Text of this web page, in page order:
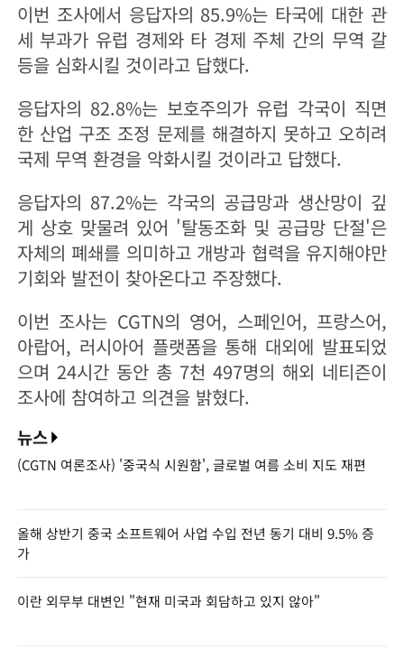
이번 조사에서 응답자의 85.9%는 타국에 대한 관
세 부과가 유럽 경제와 타 경제 주체 간의 무역 갈
등을 심화시킬 것이라고 답했다.
응답자의 82.8%는 보호주의가 유럽 각국이 직면
한 산업 구조 조정 문제를 해결하지 못하고 오히려
국제 무역 환경을 악화시킬 것이라고 답했다.
응답자의 87.2%는 각국의 공급망과 생산망이 깊
게 상호 맞물려 있어 '탈동조화 및 공급망 단절'은
자체의 폐쇄를 의미하고 개방과 협력을 유지해야만
기회와 발전이 찾아온다고 주장했다.
이번 조사는 CGTN의 영어, 스페인어, 프랑스어,
아랍어, 러시아어 플랫폼을 통해 대외에 발표되었
으며 24시간 동안 총 7천 497명의 해외 네티즌이
조사에 참여하고 의견을 밝혔다.
뉴스
(CGTN 여론조사) '중국식 시원함', 글로벌 여름 소비 지도 재편
올해 상반기 중국 소프트웨어 사업 수입 전년 동기 대비 9.5% 증
가
이란 외무부 대변인 "현재 미국과 회담하고 있지 않아"